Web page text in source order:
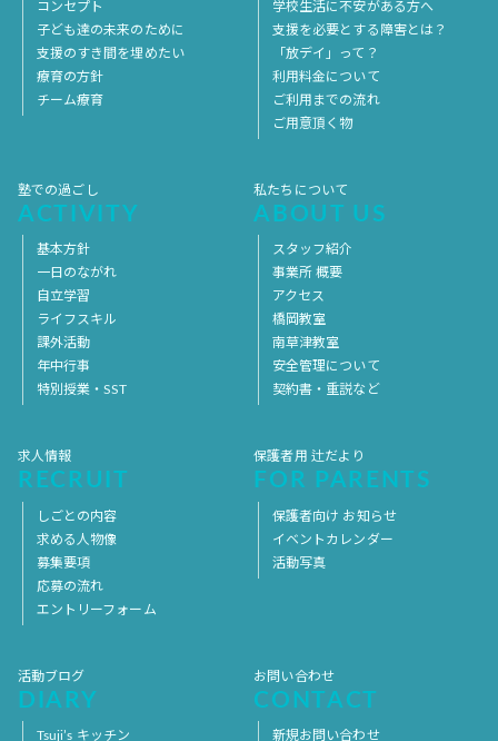
コンセプト
子ども達の未来のために
支援のすき間を埋めたい
療育の方針
チーム療育
学校生活に不安がある方へ
支援を必要とする障害とは？
「放デイ」って？
利用料金について
ご利用までの流れ
ご用意頂く物
塾での過ごし
ACTIVITY
基本方針
一日のながれ
自立学習
ライフスキル
課外活動
年中行事
特別授業・SST
私たちについて
ABOUT US
スタッフ紹介
事業所 概要
アクセス
橋岡教室
南草津教室
安全管理について
契約書・重説など
求人情報
RECRUIT
しごとの内容
求める人物像
募集要項
応募の流れ
エントリーフォーム
保護者用 辻だより
FOR PARENTS
保護者向け お知らせ
イベントカレンダー
活動写真
活動ブログ
DIARY
Tsuji’s キッチン
お問い合わせ
CONTACT
新規お問い合わせ